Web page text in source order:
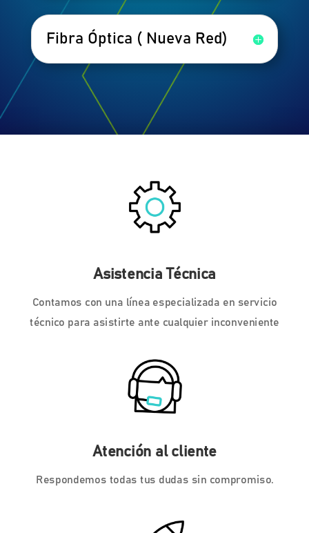
Fibra Óptica ( Nueva Red)
Asistencia Técnica
Contamos con una línea especializada en servicio
técnico para asistirte ante cualquier inconveniente
Atención al cliente
Respondemos todas tus dudas sin compromiso.